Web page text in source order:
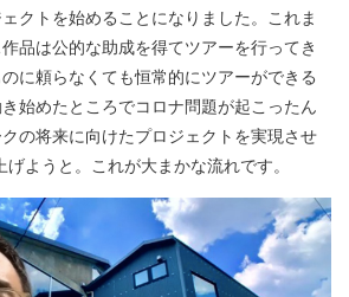
クトを始めることになりました。これま
品は公的な助成を得てツアーを行ってき
に頼らなくても恒常的にツアーができる
始めたところでコロナ問題が起こったん
の将来に向けたプロジェクトを実現させ
ようと。これが大まかな流れです。